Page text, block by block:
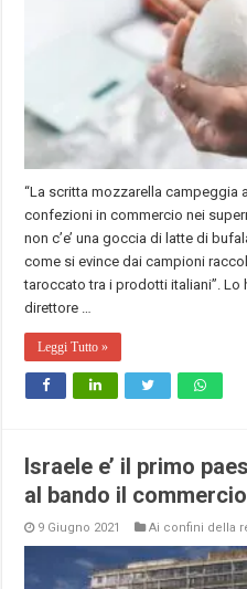
“La scritta mozzarella campeggia
confezioni in commercio nei
non c’e’ una goccia di latte di
come si evince dai campioni
taroccato tra i prodotti italiani”.
direttore …
Leggi Tutto »
Israele e’ il primo
al bando il
9 Giugno 2021 Ai confini della